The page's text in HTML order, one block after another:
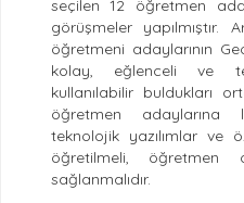
seçilen 12 öğretmen
görüşmeler yapılmıştır.
öğretmeni adaylarının
kolay, eğlenceli ve
kullanılabilir buldukları
öğretmen adaylarına
teknolojik yazılımlar ve
öğretilmeli, öğretmen
sağlanmalıdır.